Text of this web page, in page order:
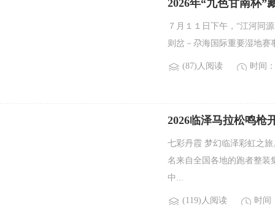
2026年“九色甘南杯”
７月１１日下午，“江河同
则岔－尕海国际重要湿地赛
(87)人阅读 时间
2026临泽马拉松鸣枪
七彩丹霞 梦幻临泽彩虹之
名来自全国各地的跑者整装
中...
(119)人阅读 时间